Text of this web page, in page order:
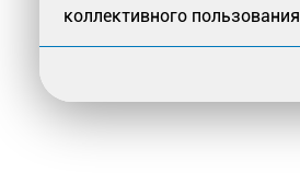
коллективного пользования